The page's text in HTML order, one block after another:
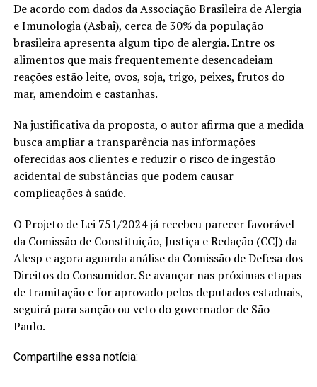
De acordo com dados da Associação Brasileira de Alergia
e Imunologia (Asbai), cerca de 30% da população
brasileira apresenta algum tipo de alergia. Entre os
alimentos que mais frequentemente desencadeiam
reações estão leite, ovos, soja, trigo, peixes, frutos do
mar, amendoim e castanhas.
Na justificativa da proposta, o autor afirma que a medida
busca ampliar a transparência nas informações
oferecidas aos clientes e reduzir o risco de ingestão
acidental de substâncias que podem causar
complicações à saúde.
O Projeto de Lei 751/2024 já recebeu parecer favorável
da Comissão de Constituição, Justiça e Redação (CCJ) da
Alesp e agora aguarda análise da Comissão de Defesa dos
Direitos do Consumidor. Se avançar nas próximas etapas
de tramitação e for aprovado pelos deputados estaduais,
seguirá para sanção ou veto do governador de São
Paulo.
Compartilhe essa notícia: